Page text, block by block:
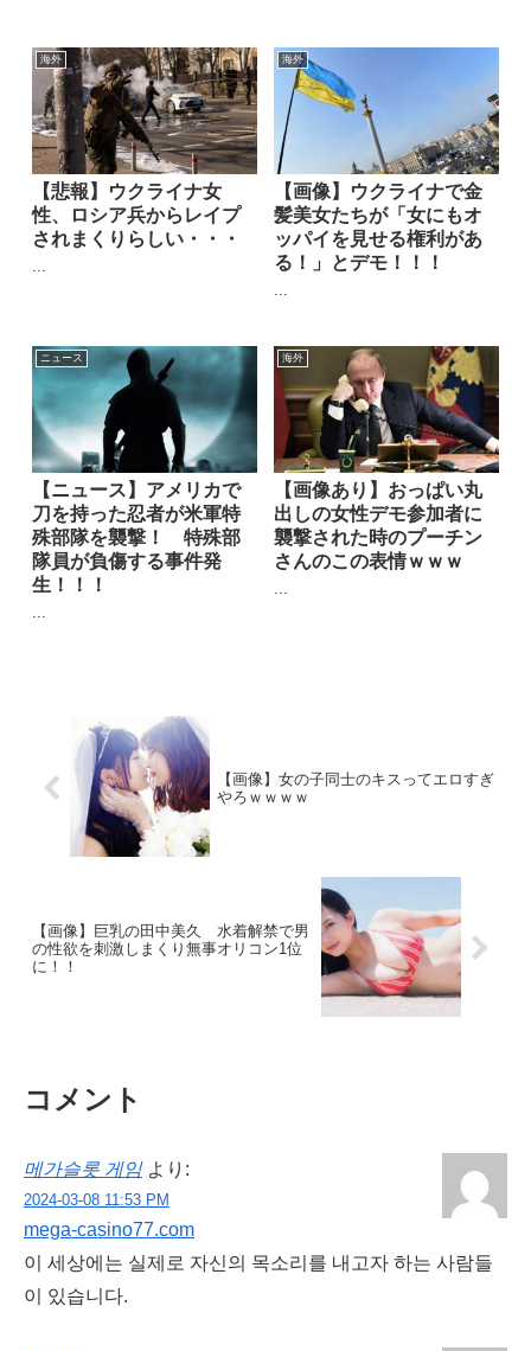
海外
【悲報】ウクライナ女
性、ロシア兵からレイプ
されまくりらしい・・・
海外
【画像】ウクライナで金
髪美女たちが「女にもオ
ッパイを見せる権利があ
る！」とデモ！！！
ニュース
【ニュース】アメリカで
刀を持った忍者が米軍特
殊部隊を襲撃！ 特殊部
隊員が負傷する事件発
生！！！
海外
【画像あり】おっぱい丸
出しの女性デモ参加者に
襲撃された時のプーチン
さんのこの表情ｗｗｗ
【画像】女の子同士のキスってエロすぎ
やろｗｗｗｗ
【画像】巨乳の田中美久 水着解禁で男
の性欲を刺激しまくり無事オリコン1位
に！！
コメント
메가슬롯 게임 より:
2024-03-08 11:53 PM
mega-casino77.com
이 세상에는 실제로 자신의 목소리를 내고자 하는 사람들
이 있습니다.